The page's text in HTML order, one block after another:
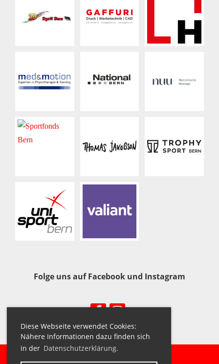
Diese Webseite verwendet Cookies:
Nähere Informationen dazu finden sich
in der Datenschutzerklärung.
Folge uns auf Facebook und Instagram